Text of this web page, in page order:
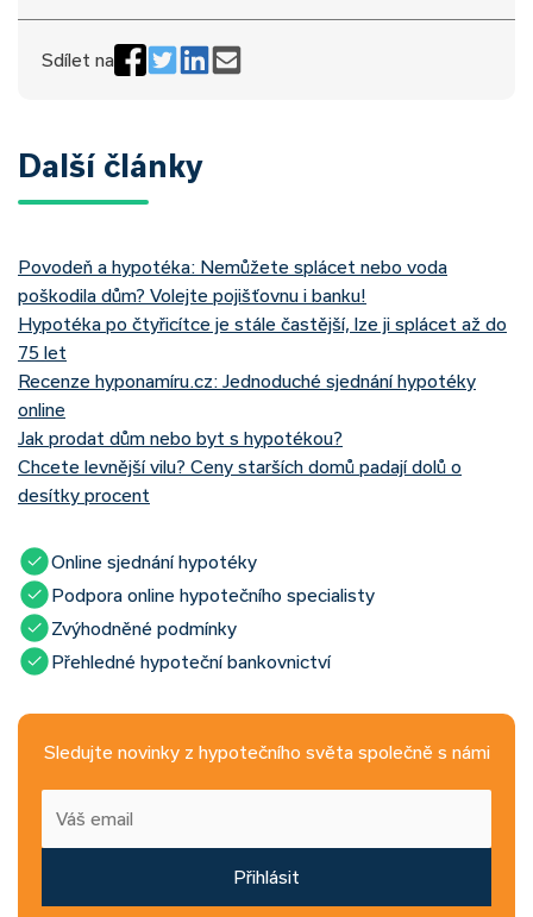
Sdílet na
Další články
Povodeň a hypotéka: Nemůžete splácet nebo voda
poškodila dům? Volejte pojišťovnu i banku!
Hypotéka po čtyřicítce je stále častější, lze ji splácet až do
75 let
Recenze hyponamíru.cz: Jednoduché sjednání hypotéky
online
Jak prodat dům nebo byt s hypotékou?
Chcete levnější vilu? Ceny starších domů padají dolů o
desítky procent
Online sjednání hypotéky
Podpora online hypotečního specialisty
Zvýhodněné podmínky
Přehledné hypoteční bankovnictví
Sledujte novinky z hypotečního světa společně s námi
Přihlásit